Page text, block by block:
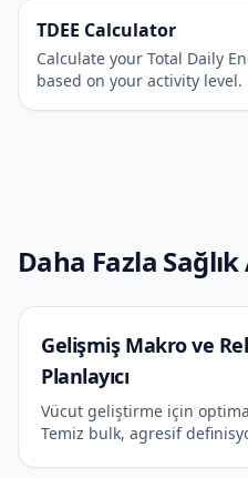
TDEE Calculator
Calculate your Total Daily
based on your activity level.
Daha Fazla Sağlık
Gelişmiş Makro ve
Planlayıcı
Vücut geliştirme için
Temiz bulk, agresif